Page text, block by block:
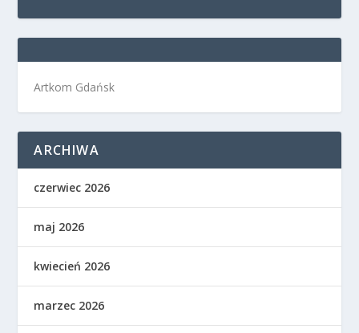
Artkom Gdańsk
ARCHIWA
czerwiec 2026
maj 2026
kwiecień 2026
marzec 2026